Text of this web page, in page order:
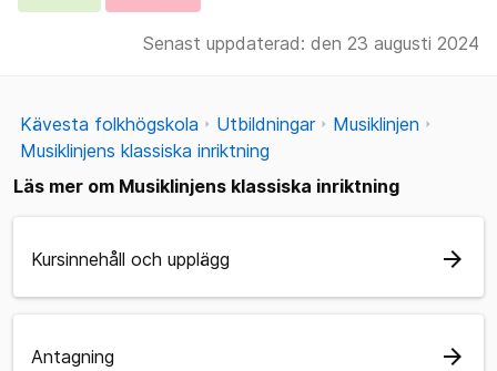
Senast uppdaterad: den 23 augusti 2024
Kävesta folkhögskola Utbildningar
Musiklinjen
Musiklinjens klassiska inriktning
Läs mer om Musiklinjens klassiska inriktning
Kursinnehåll och upplägg arrow_forward
Antagning arrow_forward